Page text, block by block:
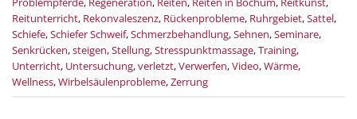
Reitunterricht, Rekonvaleszenz, Rückenprobleme, Ruhrgebiet,Sattel,
Schiefe,Schiefer Schweif,Schmerzbehandlung,Sehnen,Seminare,
Senkrücken,steigen,Stellung,Stresspunktmassage,Training,
Unterricht, Untersuchung,verletzt,Verwerfen,Video,Wärme,
Wellness,Wirbelsäulenprobleme,Zerrung